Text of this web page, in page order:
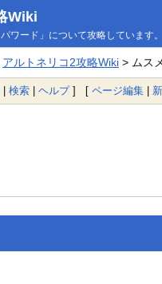
Wiki
ワード」について攻略しています。
アルトネリコ2攻略Wiki> ムス
| 検索 | ヘルプ] [ ページ編集 |